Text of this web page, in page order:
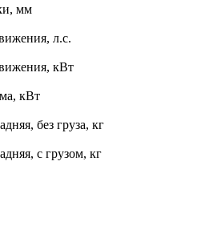
мм
л.с.
кВт
кВт
без груза, кг
с грузом, кг